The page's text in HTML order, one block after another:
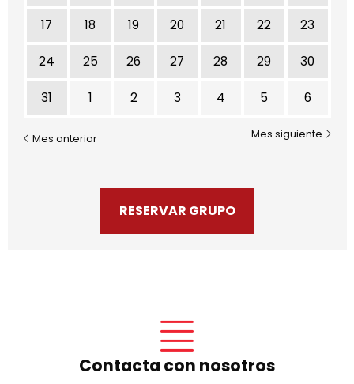
17 18 19 20 21 22 23
24 25 26 27 28 29 30
31 1 2 3 4 5 6
Mes anterior Mes siguiente
RESERVAR GRUPO
Contacta con nosotros